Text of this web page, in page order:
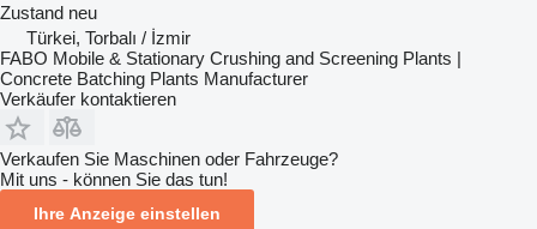
Zustand neu
Türkei, Torbalı / İzmir
FABO Mobile & Stationary Crushing and Screening Plants |
Concrete Batching Plants Manufacturer
Verkäufer kontaktieren
Verkaufen Sie Maschinen oder Fahrzeuge?
Mit uns - können Sie das tun!
Ihre Anzeige einstellen